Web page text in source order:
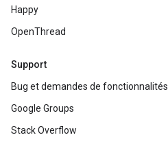
Happy
OpenThread
Support
Bug et demandes de fonctionnalités
Google Groups
Stack Overflow